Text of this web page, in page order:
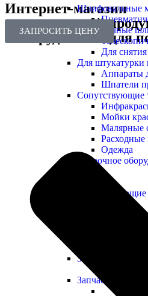
Интернет-магазин
лакокрасочной
и оборудования для
Шлифовальные
Ручные
Для
Для штукатурки
Аппараты
Шпатели
Сопутствующие
Мойки
Малярные
Расходные
Одежда
Сварочное
Комплектующие
Сопла для
Шланги
Головки
Запчасти к
Запчасти к
ЗАПРОСИТЬ ЦЕНУ